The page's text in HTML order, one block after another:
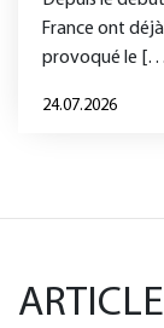
France ont
provoqué le […]
24.07.2026